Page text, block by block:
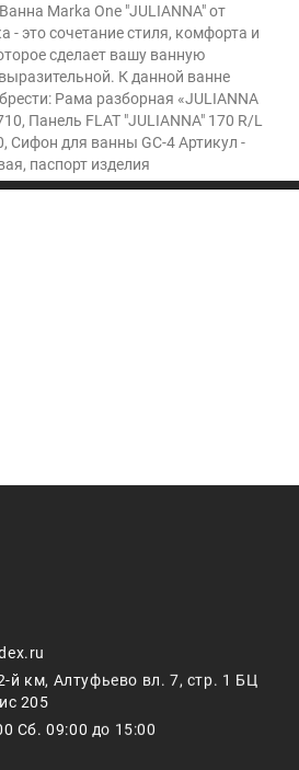
Marka One "JULIANNA" от
- это сочетание стиля, комфорта и
сделает вашу ванную
К данной ванне
Рама разборная «JULIANNA
Панель FLAT "JULIANNA" 170 R/L
Сифон для ванны GC-4 Артикул -
паспорт изделия
й км, Алтуфьево вл. 7, стр. 1 БЦ
205
Сб. 09:00 до 15:00